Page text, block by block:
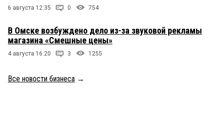
6 августа 12:35 0 754
В Омске возбуждено дело из-за звуковой рекламы
магазина «Смешные цены»
4 августа 16:20 3 1255
Все новости бизнеса →